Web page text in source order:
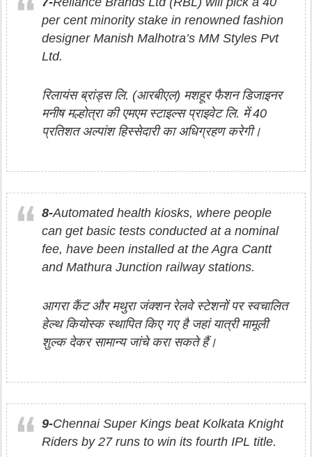
per cent minority stake in renowned fashion
designer Manish Malhotra’s MM Styles Pvt
Ltd.
रिलायंस ब्रांड्स लि. (आरबीएल) मशहूर फैशन डिजाइनर
मनीष मल्होत्रा की एमएम स्टाइल्स प्राइवेट लि. में 40
प्रतिशत अल्पांश हिस्सेदारी का अधिग्रहण करेगी।
8-Automated health kiosks, where people
can get basic tests conducted at a nominal
fee, have been installed at the Agra Cantt
and Mathura Junction railway stations.
आगरा कैंट और मथुरा जंक्शन रेलवे स्टेशनों पर स्वचालित
हेल्थ कियोस्क स्थापित किए गए है जहां यात्री मामूली
शुल्क देकर सामान्य जांचे करा सकते हैं।
9-Chennai Super Kings beat Kolkata Knight
Riders by 27 runs to win its fourth IPL title.